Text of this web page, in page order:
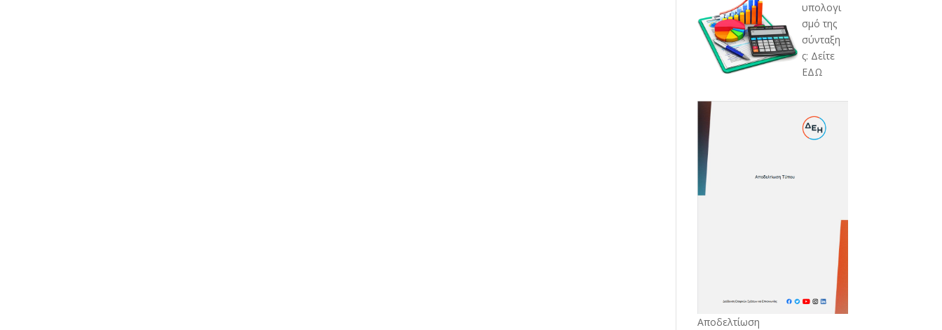
υπολογι
σμό της
σύνταξη
ς: Δείτε
ΕΔΩ
Αποδελτίωση